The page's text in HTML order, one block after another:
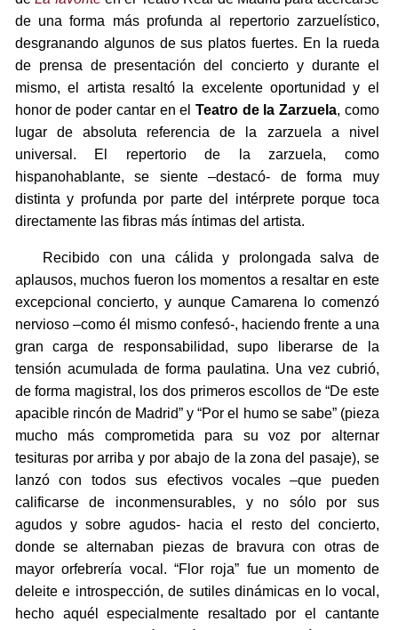
de una forma más profunda al repertorio zarzuelístico,
desgranando algunos de sus platos fuertes. En la rueda
de prensa de presentación del concierto y durante el
mismo, el artista resaltó la excelente oportunidad y el
honor de poder cantar en elTeatro de la Zarzuela, como
lugar de absoluta referencia de la zarzuela a nivel
universal. El repertorio de la zarzuela, como
hispanohablante, se siente –destacó- de forma muy
distinta y profunda por parte del intérprete porque toca
directamente las fibras más íntimas del artista.
Recibido con una cálida y prolongada salva de
aplausos, muchos fueron los momentos a resaltar en este
excepcional concierto, y aunque Camarena lo comenzó
nervioso –como él mismo confesó-, haciendo frente a una
gran carga de responsabilidad, supo liberarse de la
tensión acumulada de forma paulatina. Una vez cubrió,
de forma magistral, los dos primeros escollos de “De este
apacible rincón de Madrid” y “Por el humo se sabe” (pieza
mucho más comprometida para su voz por alternar
tesituras por arriba y por abajo de la zona del pasaje), se
lanzó con todos sus efectivos vocales –que pueden
calificarse de inconmensurables, y no sólo por sus
agudos y sobre agudos- hacia el resto del concierto,
donde se alternaban piezas de bravura con otras de
mayor orfebrería vocal. “Flor roja” fue un momento de
deleite e introspección, de sutiles dinámicas en lo vocal,
hecho aquél especialmente resaltado por el cantante